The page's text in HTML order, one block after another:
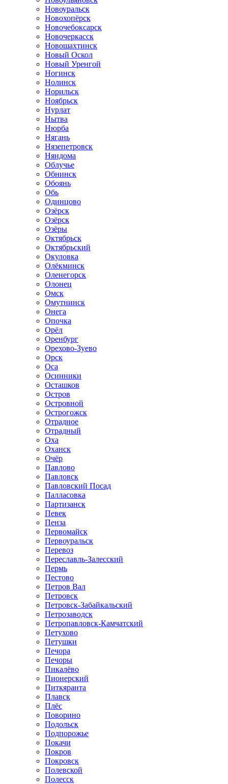
Новоуральск
Новохопёрск
Новочебоксарск
Новочеркасск
Новошахтинск
Новый Оскол
Новый Уренгой
Ногинск
Нолинск
Норильск
Ноябрьск
Нурлат
Нытва
Нюрба
Нягань
Нязепетровск
Няндома
Облучье
Обнинск
Обоянь
Обь
Одинцово
Озёрск
Озёрск
Озёры
Октябрьск
Октябрьский
Окуловка
Олёкминск
Оленегорск
Олонец
Омск
Омутнинск
Онега
Опочка
Орёл
Оренбург
Орехово-Зуево
Орск
Оса
Осинники
Осташков
Остров
Островной
Острогожск
Отрадное
Отрадный
Оха
Оханск
Очёр
Павлово
Павловск
Павловский Посад
Палласовка
Партизанск
Певек
Пенза
Первомайск
Первоуральск
Перевоз
Переславль-Залесский
Пермь
Пестово
Петров Вал
Петровск
Петровск-Забайкальский
Петрозаводск
Петропавловск-Камчатский
Петухово
Петушки
Печора
Печоры
Пикалёво
Пионерский
Питкяранта
Плавск
Плёс
Поворино
Подольск
Подпорожье
Покачи
Покров
Покровск
Полевской
Полесск